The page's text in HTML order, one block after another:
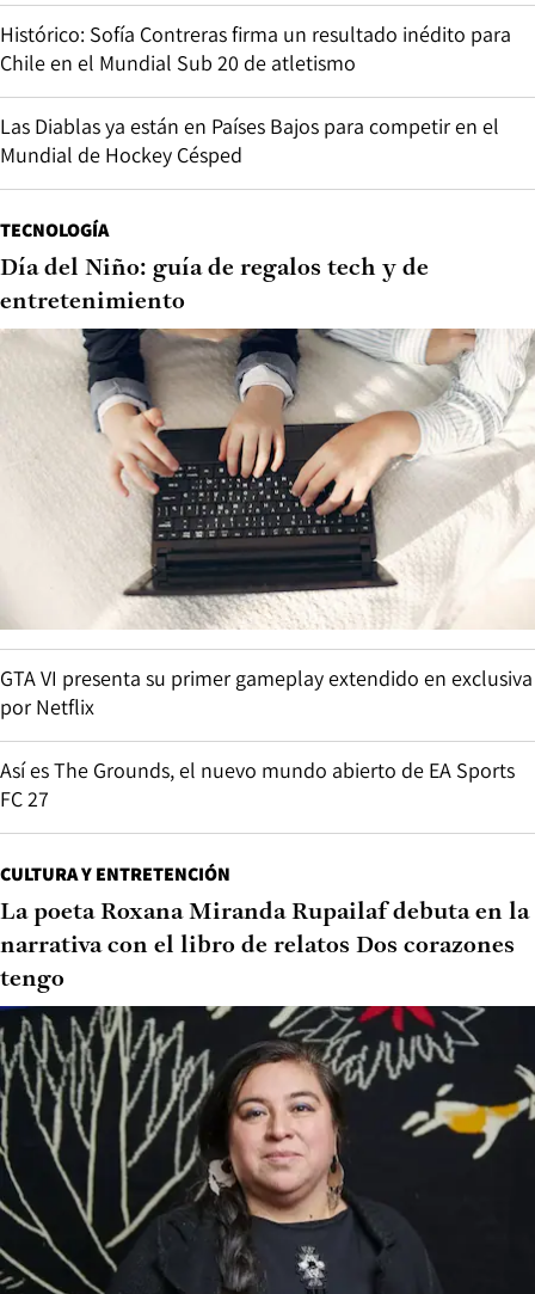
Histórico: Sofía Contreras firma un resultado inédito para
Chile en el Mundial Sub 20 de atletismo
Las Diablas ya están en Países Bajos para competir en el
Mundial de Hockey Césped
TECNOLOGÍA
Día del Niño: guía de regalos tech y de
entretenimiento
GTA VI presenta su primer gameplay extendido en exclusiva
por Netflix
Así es The Grounds, el nuevo mundo abierto de EA Sports
FC 27
CULTURA Y ENTRETENCIÓN
La poeta Roxana Miranda Rupailaf debuta en la
narrativa con el libro de relatos Dos corazones
tengo